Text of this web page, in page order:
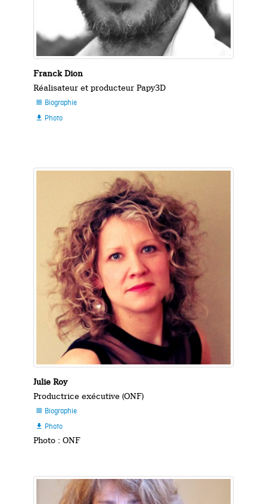
Franck Dion
Réalisateur et producteur Papy3D
 Biographie
 Photo
Julie Roy
Productrice exécutive (ONF)
 Biographie
 Photo
Photo : ONF